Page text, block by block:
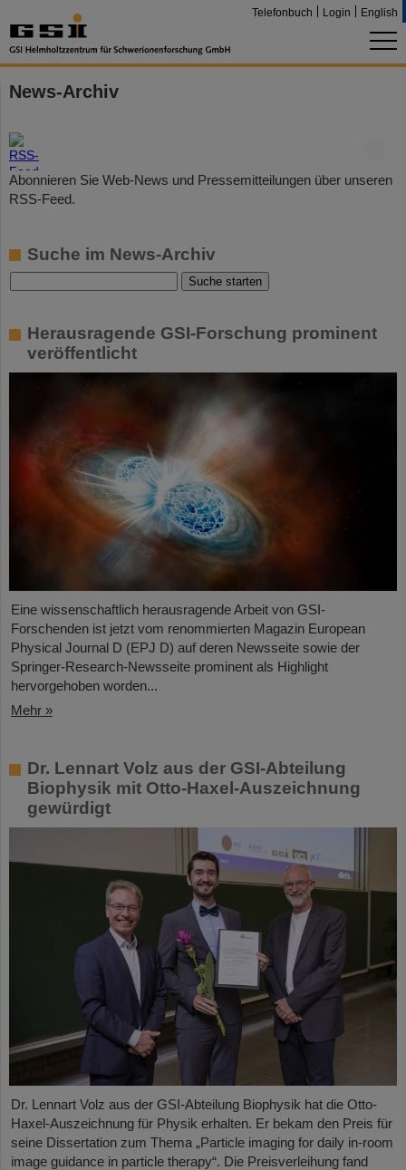
Telefonbuch Login English
News-Archiv
Abonnieren Sie Web-News und Pressemitteilungen über unseren
RSS-Feed.
Suche im News-Archiv
Herausragende GSI-Forschung prominent
veröffentlicht
Eine wissenschaftlich herausragende Arbeit von GSI-
Forschenden ist jetzt vom renommierten Magazin European
Physical Journal D (EPJ D) auf deren Newsseite sowie der
Springer-Research-Newsseite prominent als Highlight
hervorgehoben worden...
Mehr »
Dr. Lennart Volz aus der GSI-Abteilung
Biophysik mit Otto-Haxel-Auszeichnung
gewürdigt
Dr. Lennart Volz aus der GSI-Abteilung Biophysik hat die Otto-
Haxel-Auszeichnung für Physik erhalten. Er bekam den Preis für
seine Dissertation zum Thema „Particle imaging for daily in-room
image guidance in particle therapy“. Die Preisverleihung fand